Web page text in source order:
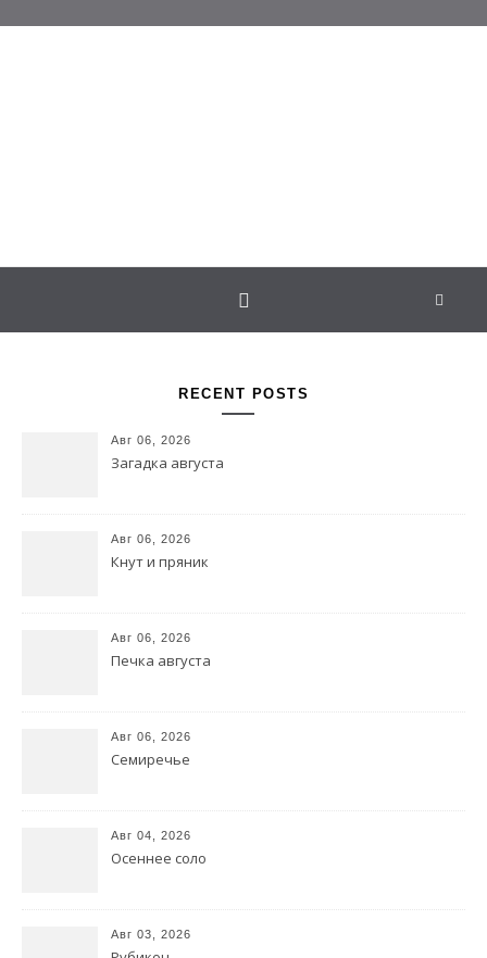
RECENT POSTS
Авг 06, 2026
Загадка августа
Авг 06, 2026
Кнут и пряник
Авг 06, 2026
Печка августа
Авг 06, 2026
Семиречье
Авг 04, 2026
Осеннее соло
Авг 03, 2026